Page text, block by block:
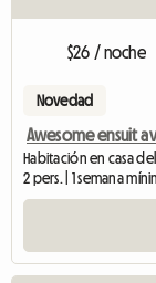
$26 / noche
Novedad
Awesome ensuit
Habitación en casa
2 pers. | 1 semana